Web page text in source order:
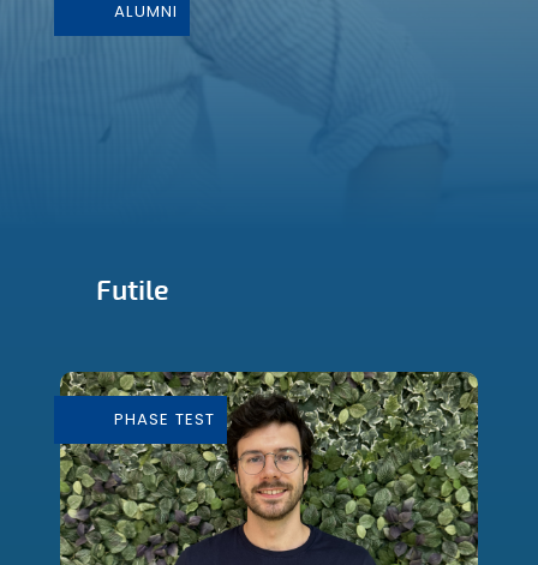
ALUMNI
Futile
durable
En savoir plus
PHASE TEST